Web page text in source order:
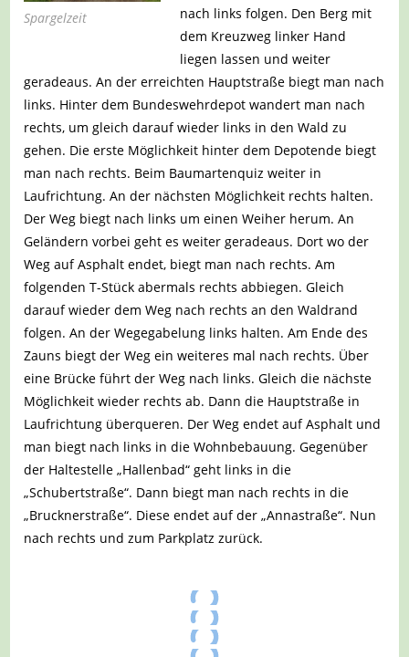
Spargelzeit
nach links folgen. Den Berg mit
dem Kreuzweg linker Hand
liegen lassen und weiter
geradeaus. An der erreichten Hauptstraße biegt man nach
links. Hinter dem Bundeswehrdepot wandert man nach
rechts, um gleich darauf wieder links in den Wald zu
gehen. Die erste Möglichkeit hinter dem Depotende biegt
man nach rechts. Beim Baumartenquiz weiter in
Laufrichtung. An der nächsten Möglichkeit rechts halten.
Der Weg biegt nach links um einen Weiher herum. An
Geländern vorbei geht es weiter geradeaus. Dort wo der
Weg auf Asphalt endet, biegt man nach rechts. Am
folgenden T-Stück abermals rechts abbiegen. Gleich
darauf wieder dem Weg nach rechts an den Waldrand
folgen. An der Wegegabelung links halten. Am Ende des
Zauns biegt der Weg ein weiteres mal nach rechts. Über
eine Brücke führt der Weg nach links. Gleich die nächste
Möglichkeit wieder rechts ab. Dann die Hauptstraße in
Laufrichtung überqueren. Der Weg endet auf Asphalt und
man biegt nach links in die Wohnbebauung. Gegenüber
der Haltestelle „Hallenbad“ geht links in die
„Schubertstraße“. Dann biegt man nach rechts in die
„Brucknerstraße“. Diese endet auf der „Annastraße“. Nun
nach rechts und zum Parkplatz zurück.